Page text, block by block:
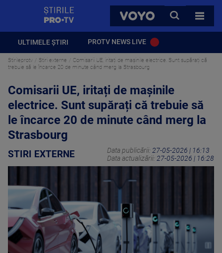
VOYO
CAUTA
TOATE
ULTIMELE ȘTIRI PROTV NEWS LIVE
Stirileprotv Stiri externe
Comisarii UE, iritați de mașinile electrice. Sunt supărați că
trebuie să le încarce 20 de minute când merg la Strasbourg
Comisarii UE, iritați de mașinile
electrice. Sunt supărați că trebuie să
le încarce 20 de minute când merg la
Strasbourg
STIRI EXTERNE Data publicării: 27-05-2026 | 16:13
Data actualizării: 27-05-2026 | 16:28